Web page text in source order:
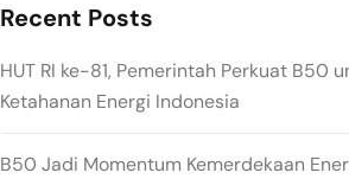
Recent Posts
HUT RI ke-81, Pemerintah Perkuat B50
Ketahanan Energi Indonesia
B50 Jadi Momentum Kemerdekaan